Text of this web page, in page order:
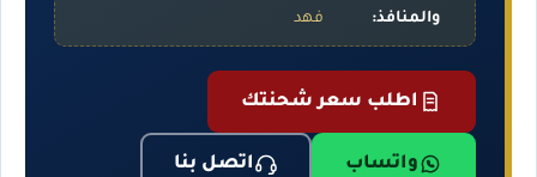
والمنافذ:
فهد
اطلب سعر شحنتك
واتساب اتصل بنا